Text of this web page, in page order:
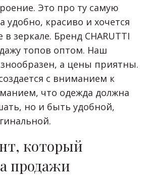
Это про ту самую
удобно, красиво и хочется
в зеркале. Бренд CHARUTTI
топов оптом. Наш
а цены приятны.
с вниманием к
что одежда должна
но и быть удобной,
который
продажи